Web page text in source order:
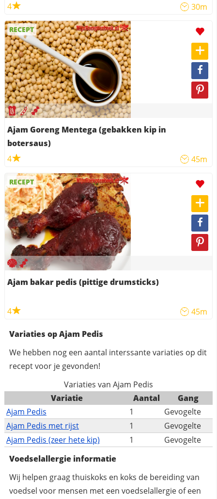
4 30m
RECEPT
Ajam Goreng Mentega (gebakken kip in
botersaus)
4
45m
RECEPT
Ajam bakar pedis (pittige drumsticks)
4 45m
Variaties op Ajam Pedis
We hebben nog een aantal interssante variaties op dit
recept voor je gevonden!
Variaties van Ajam Pedis
Variatie
Aantal
Gang
Ajam Pedis
1
Gevogelte
Ajam Pedis met rijst
1
Gevogelte
Ajam Pedis (zeer hete kip)
1
Gevogelte
Voedselallergie informatie
Wij helpen graag thuiskoks en koks de bereiding van
voedsel voor mensen met een voedselallergie of een